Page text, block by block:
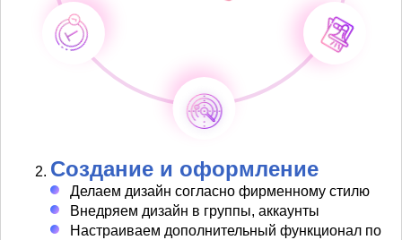
Создание и оформление
Делаем дизайн согласно фирменному стилю
Внедряем дизайн в группы, аккаунты
Настраиваем дополнительный функционал по